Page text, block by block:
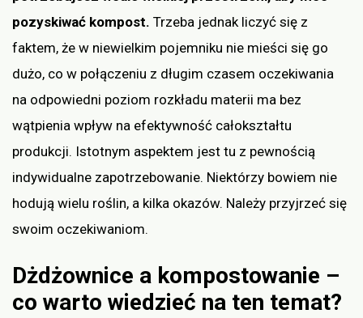
pozyskiwać kompost. Trzeba jednak liczyć się z
faktem, że w niewielkim pojemniku nie mieści się go
dużo, co w połączeniu z długim czasem oczekiwania
na odpowiedni poziom rozkładu materii ma bez
wątpienia wpływ na efektywność całokształtu
produkcji. Istotnym aspektem jest tu z pewnością
indywidualne zapotrzebowanie. Niektórzy bowiem nie
hodują wielu roślin, a kilka okazów. Należy przyjrzeć się
swoim oczekiwaniom.
Dżdżownice a kompostowanie –
co warto wiedzieć na ten temat?